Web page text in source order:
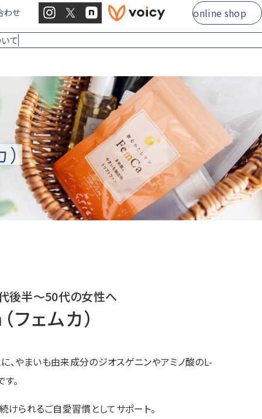
わせ online shop
て
）
後半〜50代の女性へ
ェムカ）
、やまいも由来成分のジオスゲニンやアミノ酸のL-
。
られるご自愛習慣としてサポート。